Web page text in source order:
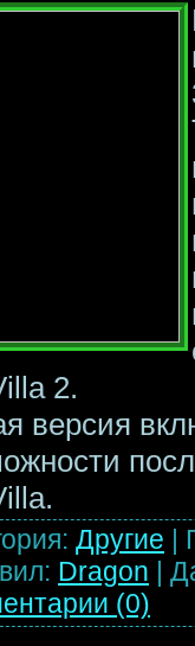
2.
версия
Другие |
Dragon |
(0)